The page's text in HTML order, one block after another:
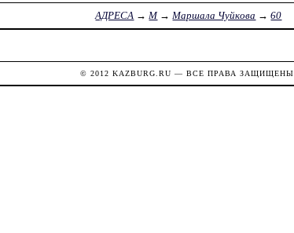
АДРЕСА →М→Маршала Чуйкова →60
© 2012 KAZBURG.RU — ВСЕ ПРАВА ЗАЩИЩЕНЫ.